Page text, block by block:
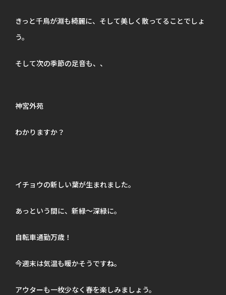
きっと千鳥が淵も綺麗に、そして美しく散ってることでしょ
う。
そして次の季節の足音も、、
神宮外苑
わかりますか？
イチョウの新しい葉が生まれました。
あっという間に、新緑～深緑に。
自転車通勤万歳！
今週末は気温も暖かそうですね。
アウターも一枚少なく春を楽しみましょう。